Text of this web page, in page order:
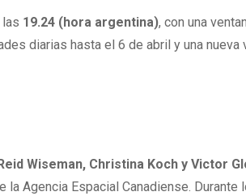
19.24 (hora argentina), con una
diarias hasta el 6 de abril y una nueva
Wiseman, Christina Koch y Victor
la Agencia Espacial Canadiense. Durante